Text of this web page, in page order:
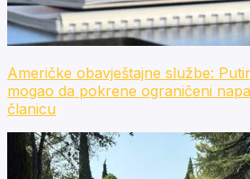
Američke obavještajne službe:
mogao da pokrene ograničeni
članicu